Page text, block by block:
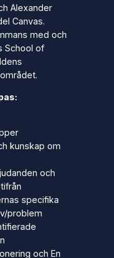
Alexander
Canvas.
med och
School of
kunskap om
och
specifika
problem
och En